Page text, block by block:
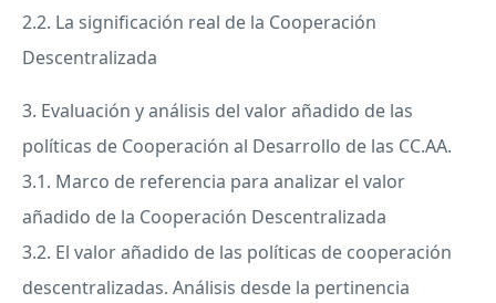
2.2. La significación real de la Cooperación
Descentralizada
3. Evaluación y análisis del valor añadido de las
políticas de Cooperación al Desarrollo de las CC.AA.
3.1. Marco de referencia para analizar el valor
añadido de la Cooperación Descentralizada
3.2. El valor añadido de las políticas de cooperación
descentralizadas. Análisis desde la pertinencia